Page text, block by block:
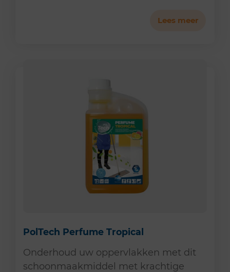
Lees meer
PolTech Perfume Tropical
Onderhoud uw oppervlakken met dit
schoonmaakmiddel met krachtige